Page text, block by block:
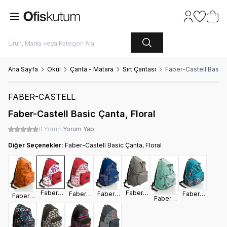
Hesabım
Ana Sayfa Okul Çanta - Matara Sırt Çantası Faber-Castell Basic
FABER-CASTELL
Faber-Castell Basic Çanta, Floral
0 YorumYorum Yap
Diğer Seçenekler: Faber-Castell Basic Çanta, Floral
Faber-
Castell
Basic
Çanta,
Faber-
Basic
Çanta,
Floral
Faber-
Castell
Basic
Çanta,
Faber-
Castell
Basic
Çanta,
Faber-
Faber-
Faber-